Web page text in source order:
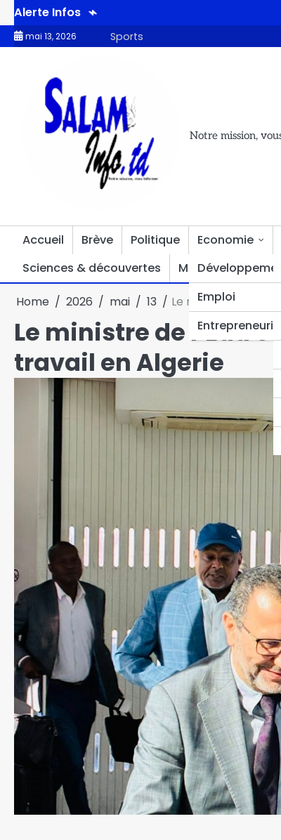
Alerte Infos
par la Fondation Chad Helping Hands à la ligue
mai 13, 2026 Sports
Notre mission,
Accueil Brève Politique
Economie
Emploi
Sciences & découvertes
Multimédia
Home 2026 mai 13 Le ministre de
Le ministre de l’Eau
travail en Algerie